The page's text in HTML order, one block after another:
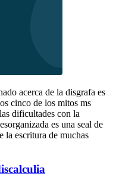
acerca de la disgrafa es
cinco de los mitos ms
dificultades con la
es una seal de
la escritura de muchas